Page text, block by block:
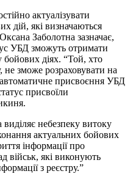
актуалізувати
дій, які визначаються
Заболотна зазначає,
УБД зможуть отримати
бойових діях. “Той, хто
зможе розраховувати на
присвоєння УБД
присвоїли
небезпеку витоку
актуальних бойових
інформації про
військ, які виконують
з реєстру.”